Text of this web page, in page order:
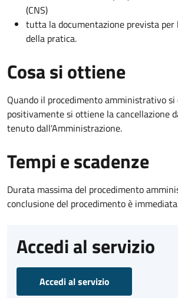
(CNS)
tutta la documentazione prevista per
della pratica.
Cosa si ottiene
Quando il procedimento amministrativo si
positivamente si ottiene la cancellazione
tenuto dall'Amministrazione.
Tempi e scadenze
Durata massima del procedimento
conclusione del procedimento è
Accedi al servizio
Accedi al servizio